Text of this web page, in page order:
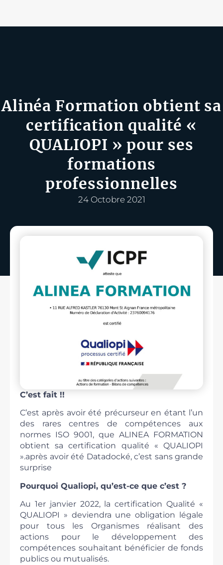
Alinéa Formation obtient sa
certification qualité «
QUALIOPI » pour ses
formations
professionnelles
24 Octobre 2021
C’est fait !!
C’est après avoir été précurseur en étant l’un
des rares centres de compétences aux
normes ISO 9001, que ALINEA FORMATION
obtient sa certification qualité « QUALIOPI
».après avoir été Datadocké, c’est sans grande
surprise
Pourquoi Qualiopi, qu’est-ce que c’est ?
Au 1er janvier 2022, la certification Qualité «
QUALIOPI » deviendra une obligation légale
pour tous les Organismes réalisant des
actions pour le développement des
compétences souhaitant bénéficier de fonds
publics ou mutualisés.